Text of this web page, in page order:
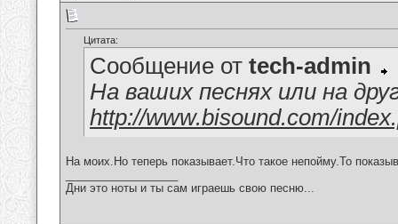
Цитата:
Сообщение от tech-admin
На ваших песнях или на
http://www.bisound.com/
На моих.Но теперь показывает.Что такое непойму.То
Дни это ноты и ты сам играешь свою песню...